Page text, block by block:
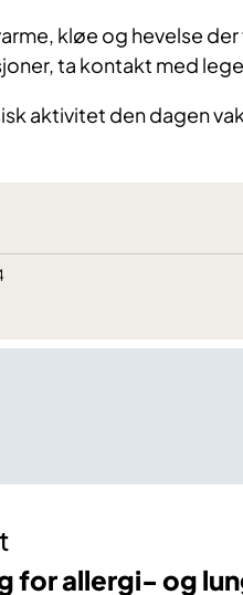
kløe og hevelse
ta kontakt med
aktivitet den dagen
for allergi- og